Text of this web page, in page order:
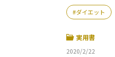
ダイエット
実用書
2020/2/22